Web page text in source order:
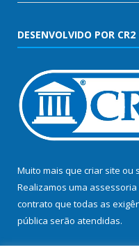
DESENVOLVIDO POR CR2
Muito mais que criar site ou
Realizamos uma assessoria
contrato que todas as
pública serão atendidas.